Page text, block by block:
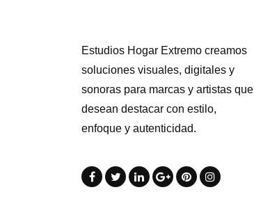
Estudios Hogar Extremo creamos
soluciones visuales, digitales y
sonoras para marcas y artistas que
desean destacar con estilo,
enfoque y autenticidad.